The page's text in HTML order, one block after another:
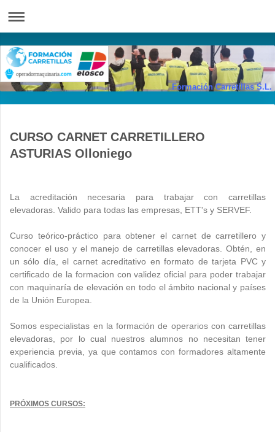
Formación Carretillas S.L.
CURSO CARNET CARRETILLERO
ASTURIAS Olloniego
La acreditación necesaria para trabajar con carretillas
elevadoras. Valido para todas las empresas, ETT's y SERVEF.
Curso teórico-práctico para obtener el carnet de carretillero y
conocer el uso y el manejo de carretillas elevadoras. Obtén, en
un sólo día, el carnet acreditativo en formato de tarjeta PVC y
certificado de la formacion con validez oficial para poder trabajar
con maquinaría de elevación en todo el ámbito nacional y países
de la Unión Europea.
Somos especialistas en la formación de operarios con carretillas
elevadoras, por lo cual nuestros alumnos no necesitan tener
experiencia previa, ya que contamos con formadores altamente
cualificados.
PRÓXIMOS CURSOS: